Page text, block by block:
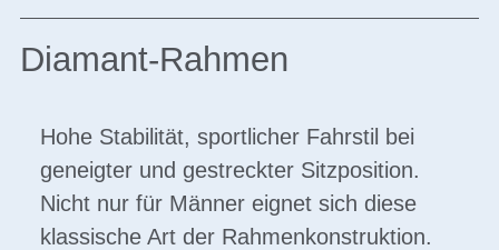
Diamant-Rahmen
Hohe Stabilität, sportlicher Fahrstil bei
geneigter und gestreckter Sitzposition.
Nicht nur für Männer eignet sich diese
klassische Art der Rahmenkonstruktion.